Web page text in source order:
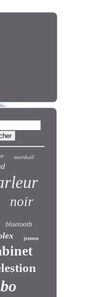
marshall
noir
bluetooth
jensen